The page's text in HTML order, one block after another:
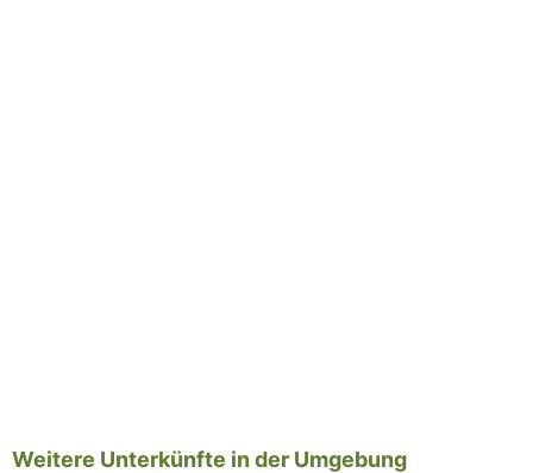
Weitere Unterkünfte in der Umgebung